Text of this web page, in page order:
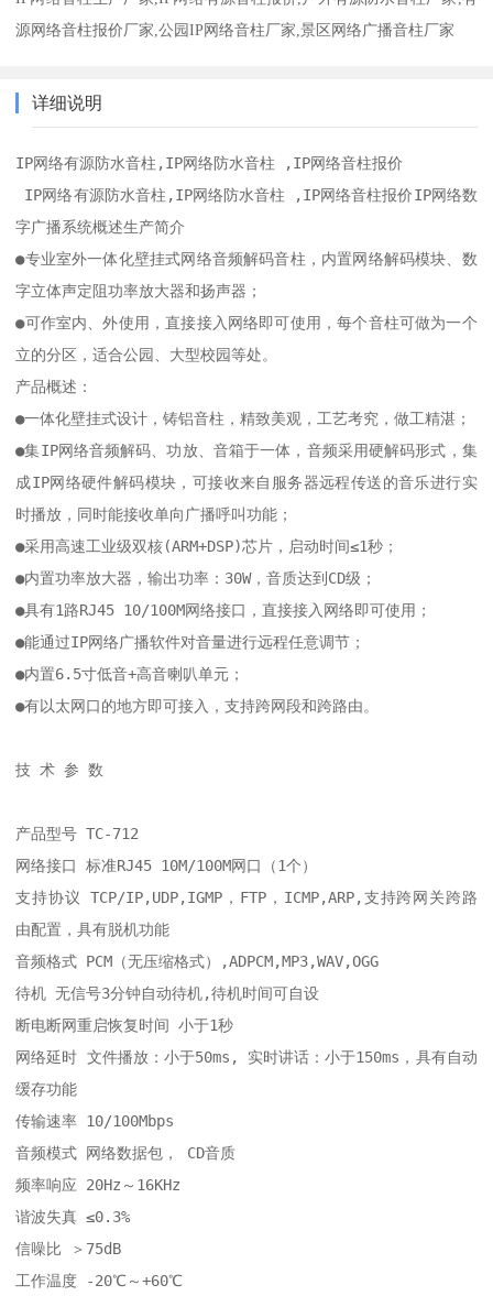
源网络音柱报价厂家,公园IP网络音柱厂家,景区网络广播音柱厂家
详细说明
IP网络有源防水音柱,IP网络防水音柱 ,IP网络音柱报价
字广播系统概述生产简介
●专业室外一体化壁挂式网络音频解码音柱，内置网络解码模块、数
字立体声定阻功率放大器和扬声器；
●可作室内、外使用，直接接入网络即可使用，每个音柱可做为一个
立的分区，适合公园、大型校园等处。
产品概述：
●一体化壁挂式设计，铸铝音柱，精致美观，工艺考究，做工精湛；
●集IP网络音频解码、功放、音箱于一体，音频采用硬解码形式，集
成IP网络硬件解码模块，可接收来自服务器远程传送的音乐进行实
时播放，同时能接收单向广播呼叫功能；
●采用高速工业级双核(ARM+DSP)芯片，启动时间≤1秒；
●内置功率放大器，输出功率：30W，音质达到CD级；
●具有1路RJ45 10/100M网络接口，直接接入网络即可使用；
●能通过IP网络广播软件对音量进行远程任意调节；
●内置6.5寸低音+高音喇叭单元；
●有以太网口的地方即可接入，支持跨网段和跨路由。
技 术 参 数
产品型号 TC-712
网络接口 标准RJ45 10M/100M网口（1个）
支持协议 TCP/IP,UDP,IGMP，FTP，ICMP,ARP,支持跨网关跨路
由配置，具有脱机功能
音频格式 PCM（无压缩格式）,ADPCM,MP3,WAV,OGG
待机 无信号3分钟自动待机,待机时间可自设
断电断网重启恢复时间 小于1秒
网络延时 文件播放：小于50ms, 实时讲话：小于150ms，具有自动
缓存功能
传输速率 10/100Mbps
音频模式 网络数据包， CD音质
频率响应 20Hz～16KHz
谐波失真 ≤0.3%
信噪比 ＞75dB
工作温度 -20℃～+60℃